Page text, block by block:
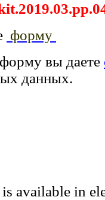
форму
вы даете
данных.
available in